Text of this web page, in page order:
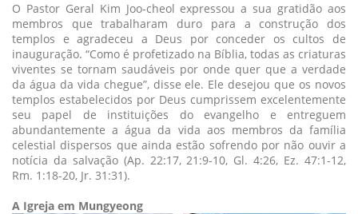
O Pastor Geral Kim Joo-cheol expressou a sua gratidão aos
membros que trabalharam duro para a construção dos
templos e agradeceu a Deus por conceder os cultos de
inauguração. “Como é profetizado na Bíblia, todas as criaturas
viventes se tornam saudáveis por onde quer que a verdade
da água da vida chegue”, disse ele. Ele desejou que os novos
templos estabelecidos por Deus cumprissem excelentemente
seu papel de instituições do evangelho e entreguem
abundantemente a água da vida aos membros da família
celestial dispersos que ainda estão sofrendo por não ouvir a
notícia da salvação (Ap. 22:17, 21:9-10, Gl. 4:26, Ez. 47:1-12,
Rm. 1:18-20, Jr. 31:31).
A Igreja em Mungyeong